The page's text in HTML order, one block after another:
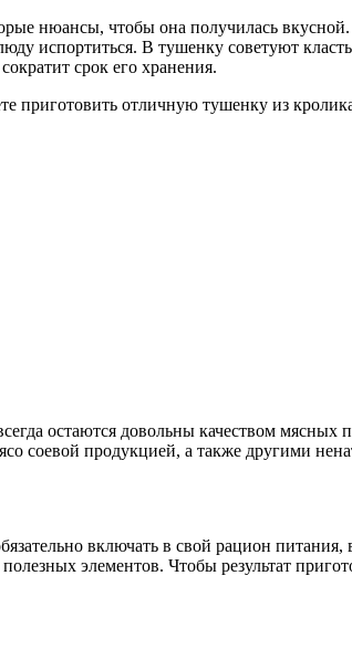
нюансы, чтобы она получилась
испортиться. В тушенку советуют
срок его хранения.
приготовить отличную тушенку из
остаются довольны качеством
соевой продукцией, а также другими
включать в свой рацион
элементов. Чтобы результат